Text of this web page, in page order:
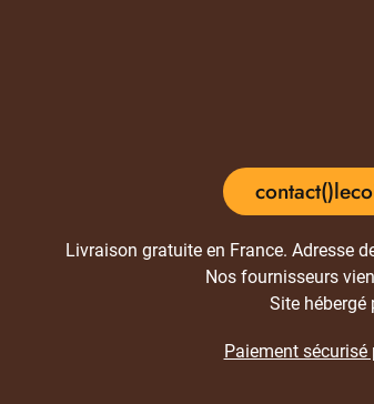
Livraison gratuite en France. Adresse
Nos fournisseurs
Site hébergé
Paiement sécurisé